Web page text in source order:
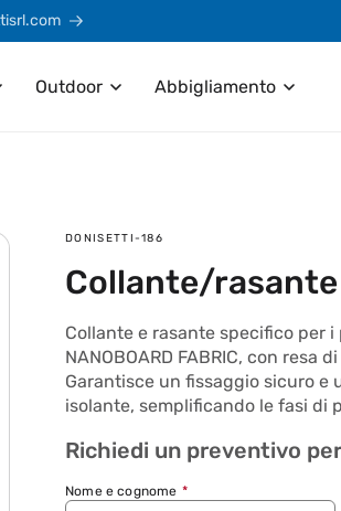
Outdoor Abbigliamento
SKU:
DONISETTI-186
Collante/rasante
Collante e rasante specifico per i
NANOBOARD FABRIC, con resa
Garantisce un fissaggio sicuro
isolante, semplificando le fasi di
Richiedi un preventivo
Nome e cognome *